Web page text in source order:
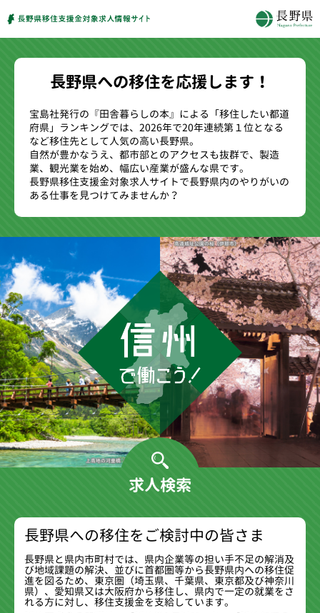
長野県への移住を応援します！
宝島社発行の『田舎暮らしの本』による「移住したい都道
府県」ランキングでは、2026年で20年連続第１位となる
など移住先として人気の高い長野県。
自然が豊かなうえ、都市部とのアクセスも抜群で、製造
業、観光業を始め、幅広い産業が盛んな県です。
長野県移住支援金対象求人サイトで長野県内のやりがいの
ある仕事を見つけてみませんか？
上高地の河童橋（松本市）
高遠城址公園の桜（伊那市）
求人検索
長野県への移住をご検討中の皆さま
長野県と県内市町村では、県内企業等の担い手不足の解消及
び地域課題の解決、並びに首都圏等から長野県内への移住促
進を図るため、東京圏（埼玉県、千葉県、東京都及び神奈川
県）、愛知県又は大阪府から移住し、県内で一定の就業をさ
れる方に対し、移住支援金を支給しています。